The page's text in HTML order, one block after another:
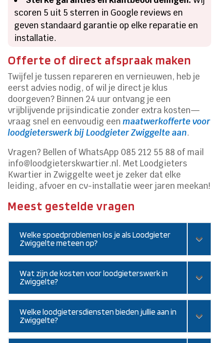
scoren 5 uit 5 sterren in Google reviews en
geven standaard garantie op elke reparatie en
installatie.
Offerte of direct afspraak maken
Twijfel je tussen repareren en vernieuwen, heb je
eerst advies nodig, of wil je direct je klus
doorgeven? Binnen 24 uur ontvang je een
vrijblijvende prijsindicatie zonder extra kosten—
vraag snel en eenvoudig eenmaatwerkofferte voor
loodgieterswerk bij Loodgieter Zwiggelte aan.
Vragen? Bellen of WhatsApp 085 212 55 88 of mail
info@loodgieterskwartier.nl. Met Loodgieters
Kwartier in Zwiggelte weet je zeker dat elke
leiding, afvoer en cv-installatie weer jaren meekan!
Meest gestelde vragen
Welke spoedproblemen los je als Loodgieter
Zwiggelte meteen op?
Wat zijn de kosten voor loodgieterswerk in
Zwiggelte?
Welke loodgietersdiensten bieden jullie aan in
Zwiggelte?